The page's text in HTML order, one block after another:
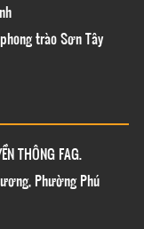
trào Sơn Tây
THÔNG FAG.
Phường Phú